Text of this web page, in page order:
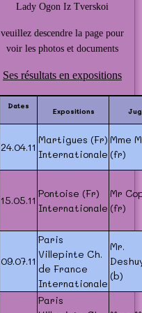
Lady Ogon Iz Tverskoi
veuillez descendre la page pour
voir les photos et documents
Ses résultats en expositions
Dates
Expositions
24.04.11
Martigues (Fr)
Internationale
Mme
(fr)
15.05.11
Pontoise (Fr)
Internationale
Mr
(fr)
09.07.11
Paris
Villepinte Ch.
de France
Internationale
Mr.
(b)
Paris